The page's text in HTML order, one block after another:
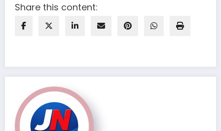
Share this content: